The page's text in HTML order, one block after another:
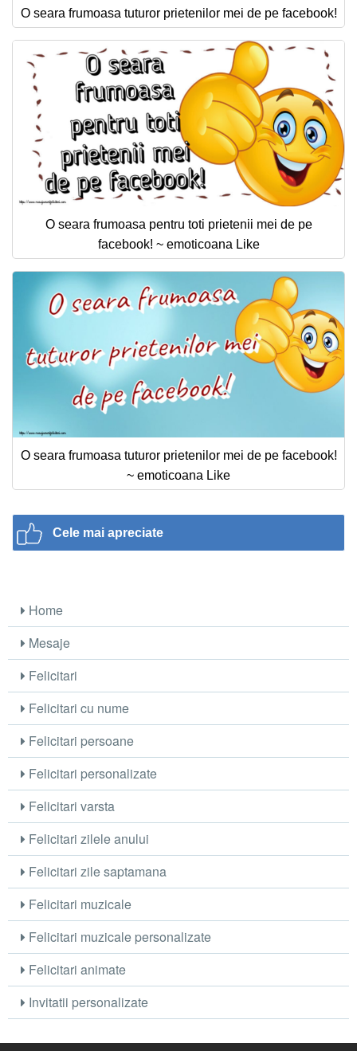
O seara frumoasa tuturor prietenilor mei de pe facebook!
O seara frumoasa pentru toti prietenii mei de pe
facebook! ~ emoticoana Like
O seara frumoasa tuturor prietenilor mei de pe facebook!
~ emoticoana Like
Cele mai apreciate
Home
Mesaje
Felicitari
Felicitari cu nume
Felicitari persoane
Felicitari personalizate
Felicitari varsta
Felicitari zilele anului
Felicitari zile saptamana
Felicitari muzicale
Felicitari muzicale personalizate
Felicitari animate
Invitatii personalizate